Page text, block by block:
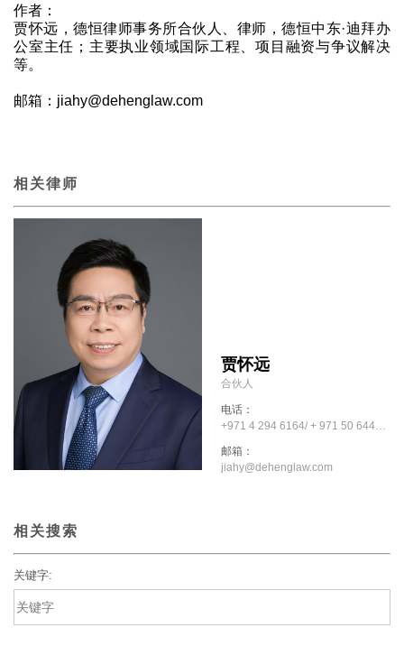
作者：
贾怀远，德恒律师事务所合伙人、律师，德恒中东·迪拜办
公室主任；主要执业领域国际工程、项目融资与争议解决
等。
邮箱：jiahy@dehenglaw.com
相关律师
贾怀远
合伙人
电话：
+971 4 294 6164/ + 971 50 6445909
邮箱：
jiahy@dehenglaw.com
相关搜索
关键字: